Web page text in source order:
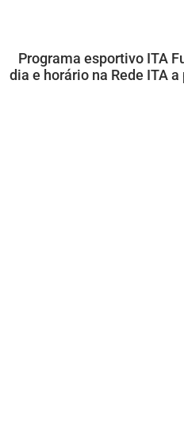
Programa esportivo ITA
dia e horário na Rede ITA